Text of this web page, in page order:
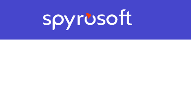
Skip to main content
Spyrosoft homepage